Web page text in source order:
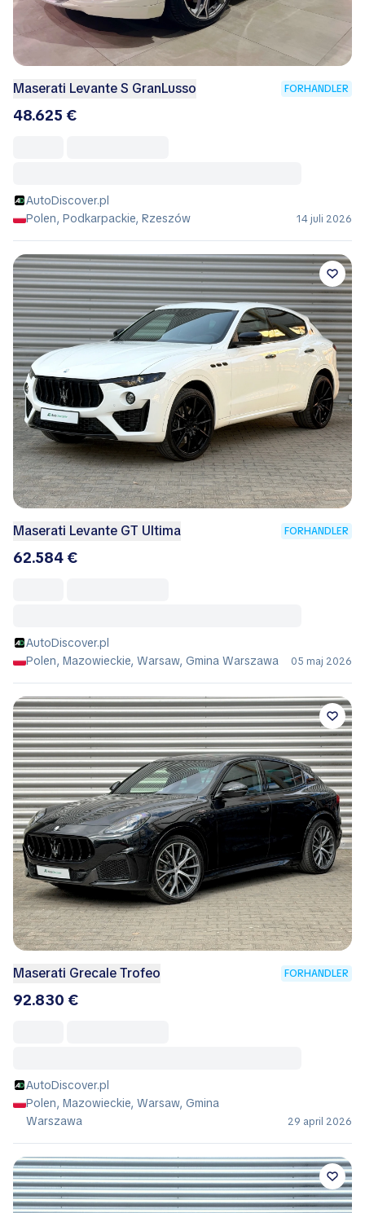
Maserati Levante S GranLusso FORHANDLER
48.625 €
AutoDiscover.pl
Polen, Podkarpackie, Rzeszów
14 juli 2026
Maserati Levante GT Ultima FORHANDLER
62.584 €
AutoDiscover.pl
Polen, Mazowieckie, Warsaw, Gmina Warszawa
05 maj 2026
Maserati Grecale Trofeo FORHANDLER
92.830 €
AutoDiscover.pl
Polen, Mazowieckie, Warsaw, Gmina
Warszawa
29 april 2026